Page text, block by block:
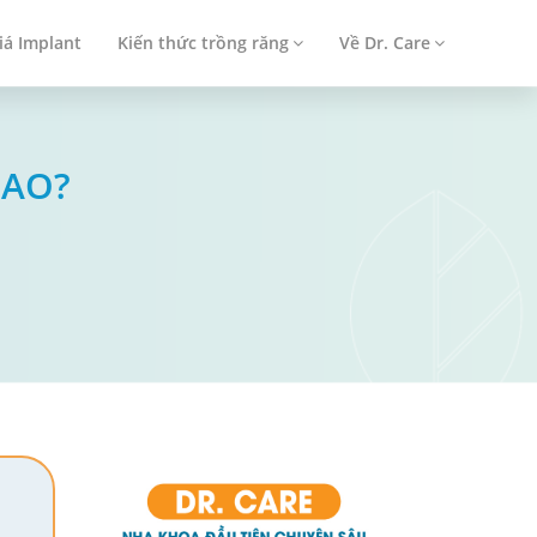
Implant Kiến thức trồng răng Về Dr. Care